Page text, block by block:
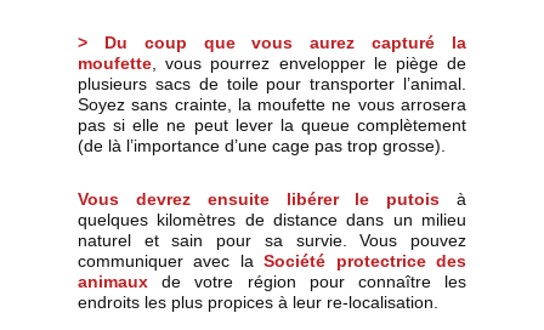
> Du coup que vous aurez capturé la
moufette , vous pourrez envelopper le piège de
plusieurs sacs de toile pour transporter l’animal.
Soyez sans crainte, la moufette ne vous arrosera
pas si elle ne peut lever la queue complètement
(de là l’importance d’une cage pas trop grosse).
Vous devrez ensuite libérer le putois à
quelques kilomètres de distance dans un milieu
naturel et sain pour sa survie. Vous pouvez
communiquer avec laSociété protectrice des
animaux de votre région pour connaître les
endroits les plus propices à leur re-localisation.